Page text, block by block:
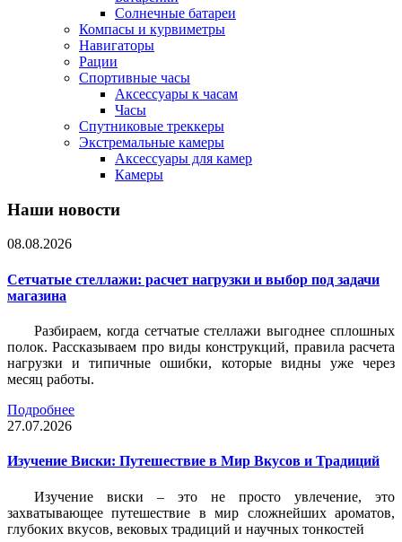
Солнечные батареи
Компасы и курвиметры
Навигаторы
Рации
Спортивные часы
Аксессуары к часам
Часы
Спутниковые треккеры
Экстремальные камеры
Аксессуары для камер
Камеры
Наши новости
08.08.2026
Сетчатые стеллажи: расчет нагрузки и выбор под задачи
магазина
Разбираем, когда сетчатые стеллажи выгоднее сплошных
полок. Рассказываем про виды конструкций, правила расчета
нагрузки и типичные ошибки, которые видны уже через
месяц работы.
Подробнее
27.07.2026
Изучение Виски: Путешествие в Мир Вкусов и Традиций
Изучение виски – это не просто увлечение, это
захватывающее путешествие в мир сложнейших ароматов,
глубоких вкусов, вековых традиций и научных тонкостей